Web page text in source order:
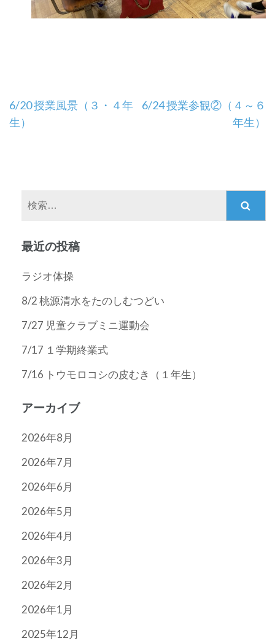
投
稿
ン
6/20 授業風景（３・４年
生）
6/24 授業参観②（４～６
年生）
最近の投稿
ラジオ体操
8/2 桃源清水をたのしむつどい
7/27 児童クラブミニ運動会
7/17 １学期終業式
7/16 トウモロコシの皮むき（１年生）
アーカイブ
2026年8月
2026年7月
2026年6月
2026年5月
2026年4月
2026年3月
2026年2月
2026年1月
2025年12月